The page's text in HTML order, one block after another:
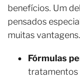
benefícios. Um
pensados
muitas vantagens.
Fórmulas
tratamentos